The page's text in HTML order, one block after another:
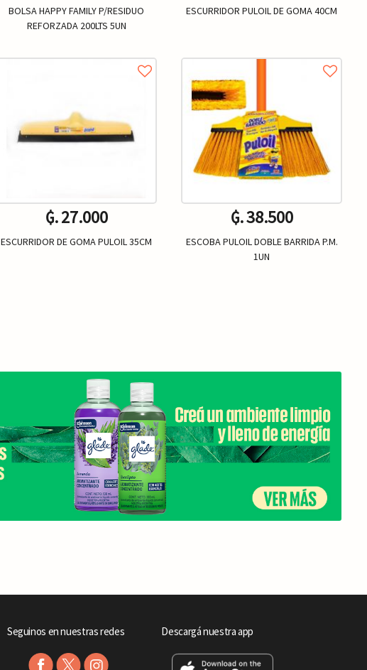
BOLSA HAPPY FAMILY P/RESIDUO
REFORZADA 200LTS 5UN
₲. 27.000
ESCURRIDOR DE GOMA PULOIL 35CM
ESCURRIDOR PULOIL DE GOMA 40CM
₲. 38.500
ESCOBA PULOIL DOBLE BARRIDA P.M.
1UN
Seguinos en nuestras redes Descargá nuestra app